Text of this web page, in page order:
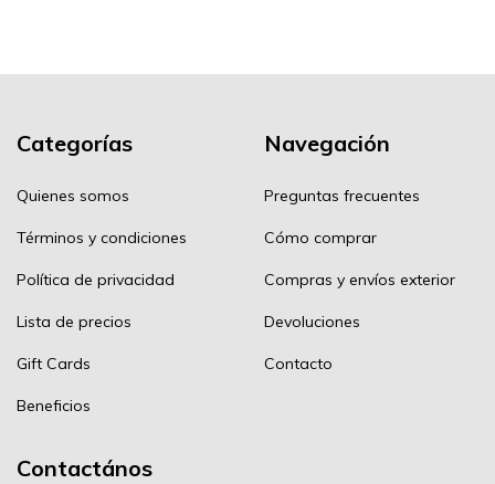
Categorías
Quienes somos
Términos y condiciones
Política de privacidad
Lista de precios
Gift Cards
Beneficios
Navegación
Preguntas frecuentes
Cómo comprar
Compras y envíos exterior
Devoluciones
Contacto
Contactános